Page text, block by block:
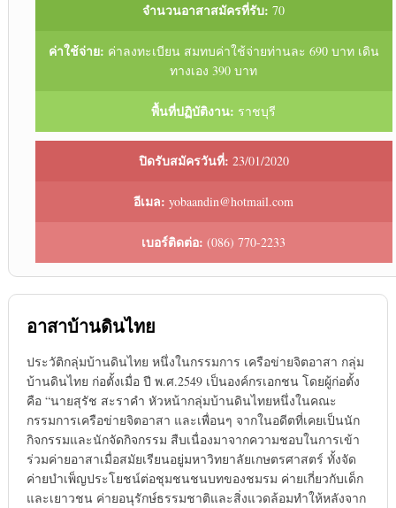
จำนวนอาสาสมัครที่รับ: 70
ค่าใช้จ่าย: ค่าลงทะเบียน สมทบค่าใช้จ่ายท่านละ 690 บาท เดิน
ทางเอง 390 บาท
พื้นที่ปฏิบัติงาน: ราชบุรี
ปิดรับสมัครวันที่: 23/01/2020
อีเมล: yobaandin@hotmail.com
เบอร์ติดต่อ: (086) 770-2233
อาสาบ้านดินไทย
ประวัติกลุ่มบ้านดินไทย หนึ่งในกรรมการ เครือข่ายจิตอาสา กลุ่ม
บ้านดินไทย ก่อตั้งเมื่อ ปี พ.ศ.2549 เป็นองค์กรเอกชน โดยผู้ก่อตั้ง
คือ “นายสุรัช สะราคำ หัวหน้ากลุ่มบ้านดินไทยหนึ่งในคณะ
กรรมการเครือข่ายจิตอาสา และเพื่อนๆ จากในอดีตที่เคยเป็นนัก
กิจกรรมและนักจัดกิจกรรม สืบเนื่องมาจากความชอบในการเข้า
ร่วมค่ายอาสาเมื่อสมัยเรียนอยู่มหาวิทยาลัยเกษตรศาสตร์ ทั้งจัด
ค่ายบำเพ็ญประโยชน์ต่อชุมชนชนบทของชมรม ค่ายเกี่ยวกับเด็ก
และเยาวชน ค่ายอนุรักษ์ธรรมชาติและสิ่งแวดล้อมทำให้หลังจาก